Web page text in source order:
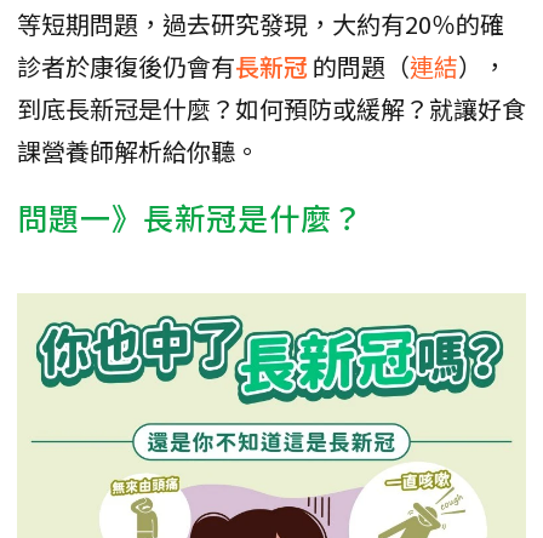
等短期問題，過去研究發現，大約有20％的確
診者於康復後仍會有長新冠 的問題（連結），
到底長新冠是什麼？如何預防或緩解？就讓好食
課營養師解析給你聽。
問題一》長新冠是什麼？